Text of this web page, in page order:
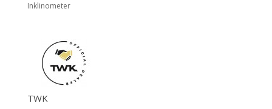
Inklinometer
TWK